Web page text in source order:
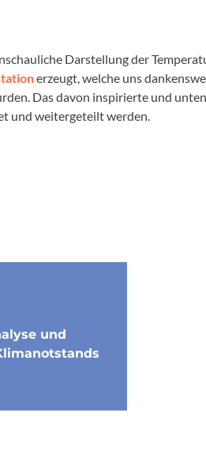
Darstellung der
erzeugt, welche uns
Das davon inspirierte und
und weitergeteilt werden.
und